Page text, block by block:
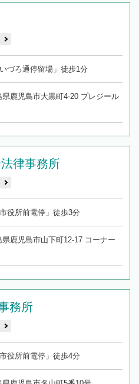
づろ通停留場」徒歩1分
鹿児島市大黒町4-20 プレジール
律事務所
役所前電停」徒歩3分
鹿児島市山下町12-17 コーナー
務所
役所前電停」徒歩4分